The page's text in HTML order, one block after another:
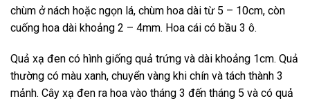
chùm ở nách hoặc ngọn lá, chùm hoa dài từ 5 – 10cm, còn
cuống hoa dài khoảng 2 – 4mm. Hoa cái có bầu 3 ô.
Quả xạ đen có hình giống quả trứng và dài khoảng 1cm. Quả
thường có màu xanh, chuyển vàng khi chín và tách thành 3
mảnh. Cây xạ đen ra hoa vào tháng 3 đến tháng 5 và có quả